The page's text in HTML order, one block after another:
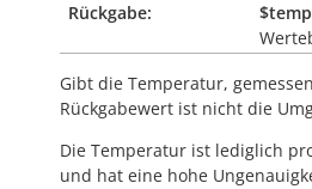
Rückgabe:
Gibt die Temperatur,
Rückgabewert ist nicht die
Die Temperatur ist lediglich
und hat eine hohe